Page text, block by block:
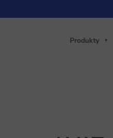
Produkty